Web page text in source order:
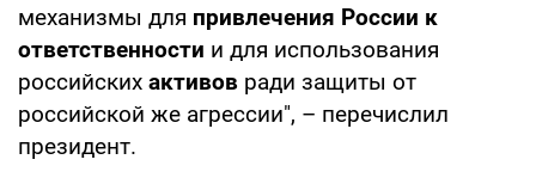
механизмы для привлечения России к
ответственности и для использования
российских активов ради защиты от
российской же агрессии", – перечислил
президент.